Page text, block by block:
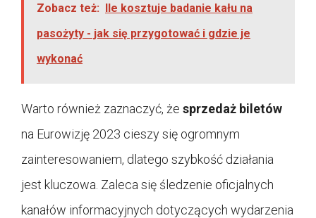
Zobacz też: Ile kosztuje badanie kału na
pasożyty - jak się przygotować i gdzie je
wykonać
Warto również zaznaczyć, że sprzedaż biletów
na Eurowizję 2023 cieszy się ogromnym
zainteresowaniem, dlatego szybkość działania
jest kluczowa. Zaleca się śledzenie oficjalnych
kanałów informacyjnych dotyczących wydarzenia